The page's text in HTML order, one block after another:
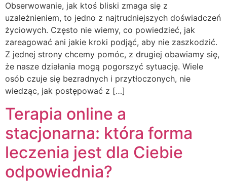
Obserwowanie, jak ktoś bliski zmaga się z
uzależnieniem, to jedno z najtrudniejszych doświadczeń
życiowych. Często nie wiemy, co powiedzieć, jak
zareagować ani jakie kroki podjąć, aby nie zaszkodzić.
Z jednej strony chcemy pomóc, z drugiej obawiamy się,
że nasze działania mogą pogorszyć sytuację. Wiele
osób czuje się bezradnych i przytłoczonych, nie
wiedząc, jak postępować z […]
Terapia online a
stacjonarna: która forma
leczenia jest dla Ciebie
odpowiednia?